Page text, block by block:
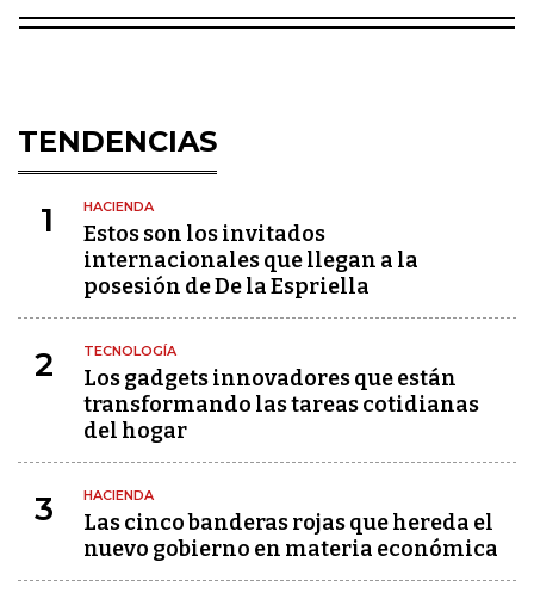
TENDENCIAS
1 HACIENDA
Estos son los invitados
internacionales que llegan a la
posesión de De la Espriella
2 TECNOLOGÍA
Los gadgets innovadores que están
transformando las tareas cotidianas
del hogar
3 HACIENDA
Las cinco banderas rojas que hereda el
nuevo gobierno en materia económica